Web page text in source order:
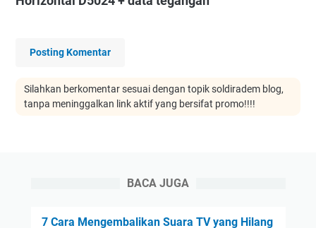
Posting Komentar
Silahkan berkomentar sesuai dengan topik soldiradem blog,
tanpa meninggalkan link aktif yang bersifat promo!!!!
BACA JUGA
7 Cara Mengembalikan Suara TV yang Hilang